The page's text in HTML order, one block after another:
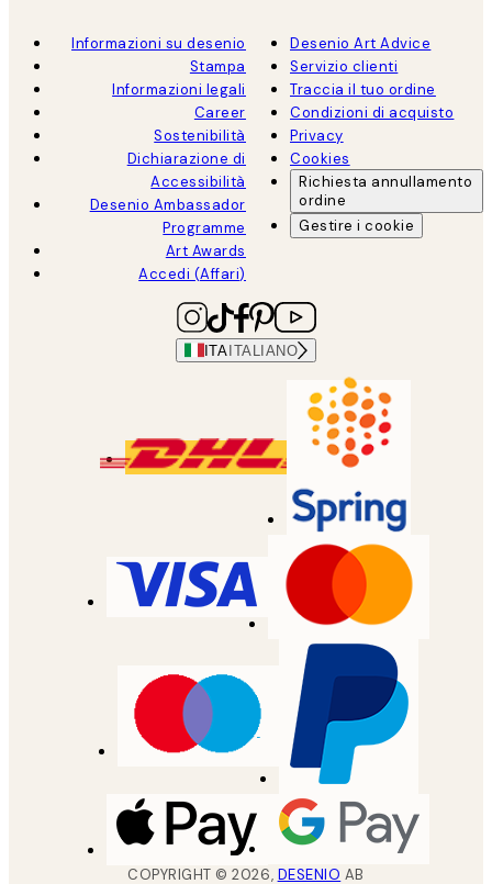
Informazioni su desenio
Stampa
Informazioni legali
Career
Sostenibilità
Dichiarazione di
Accessibilità
Desenio Ambassador
Programme
Art Awards
Accedi (Affari)
Desenio Art Advice
Servizio clienti
Traccia il tuo ordine
Condizioni di acquisto
Privacy
Cookies
Richiesta annullamento
ordine
Gestire i cookie
ITAITALIANO
COPYRIGHT ©2026, DESENIO AB